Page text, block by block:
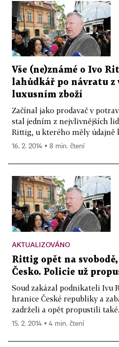
Vše (ne)známé o Ivo
lahůdkář po návratu z
luxusním zboží
Začínal jako prodavač v
stal jedním z nejvlivnějších
Rittig, u kterého měly údajně
16. 2. 2014 ▪ 8 min. čtení
AKTUALIZOVÁNO
Rittig opět na
Česko. Policie už
Soud zakázal podnikateli Ivu
hranice České republiky a
zadrželi a opět propustili
15. 2. 2014 ▪ 4 min. čtení